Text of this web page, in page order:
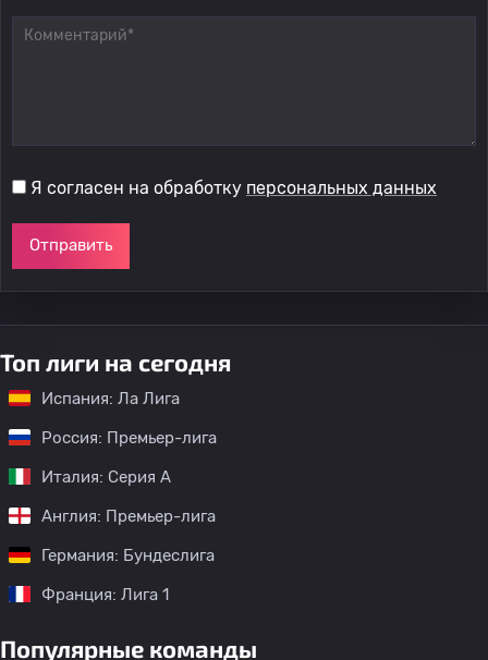
Я согласен на обработку персональных данных
Отправить
Топ лиги на сегодня
Испания: Ла Лига
Россия: Премьер-лига
Италия: Серия А
Англия: Премьер-лига
Германия: Бундеслига
Франция: Лига 1
Популярные команды